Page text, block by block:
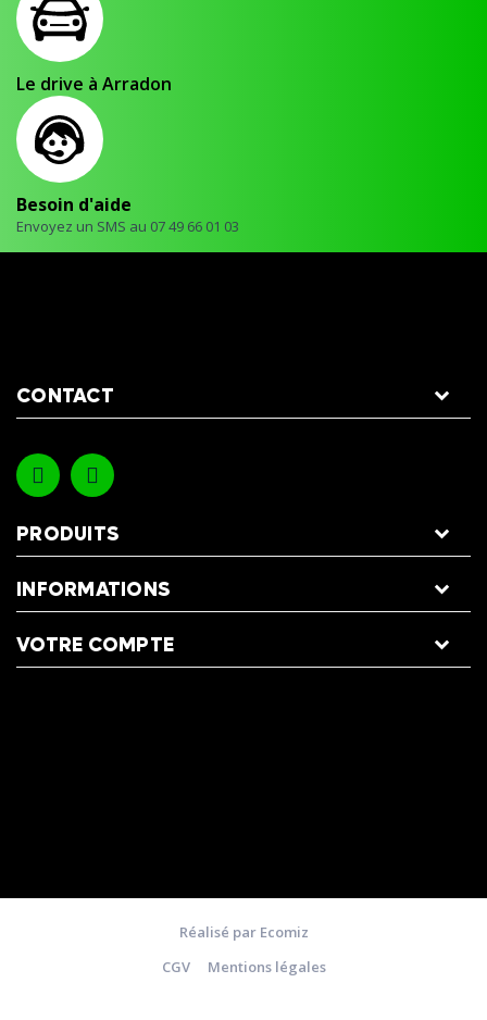
Le drive à Arradon
Besoin d'aide
Envoyez un SMS au 07 49 66 01 03
CONTACT
PRODUITS
INFORMATIONS
VOTRE COMPTE
Réalisé par Ecomiz
CGV
Mentions légales